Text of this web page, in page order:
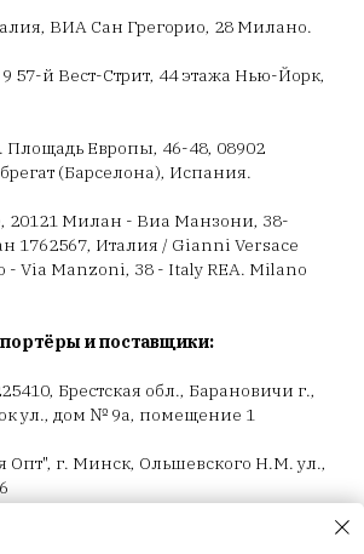
ВИА Сан Грегорио, 28 Милано.
й Вест-Стрит, 44 этажа Нью-Йорк,
Европы, 46-48, 08902
(Барселона), Испания.
20121 Милан - Виа Манзони, 38-
1762567, Италия / Gianni Versace
- Via Manzoni, 38 - Italy REA. Milano
и поставщики:
Брестская обл., Барановичи г.,
ул., дом № 9а, помещение 1
г. Минск, Ольшевского Н.М. ул.,